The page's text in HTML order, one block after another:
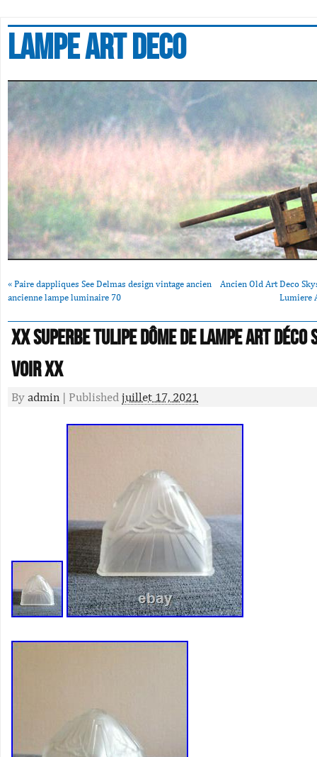
Lampe art deco
« Paire dappliques See Delmas design vintage ancien
ancienne lampe luminaire 70
Ancien Old Art Deco
Lumiere
XX Superbe Tulipe Dôme De Lampe Art Déco
Voir XX
By admin | Published juillet 17, 2021